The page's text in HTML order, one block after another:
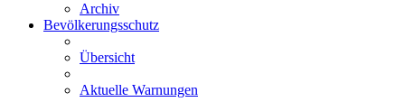
Archiv
Bevölkerungsschutz
Übersicht
Aktuelle Warnungen